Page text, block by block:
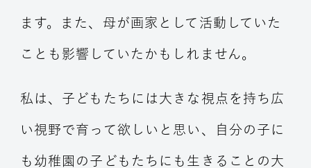
ます。また、母が画家として活動していた
ことも影響していたかもしれません。
私は、子どもたちには大きな視点を持ち広
い視野で育って欲しいと思い、自分の子に
も幼稚園の子どもたちにも生きることの大